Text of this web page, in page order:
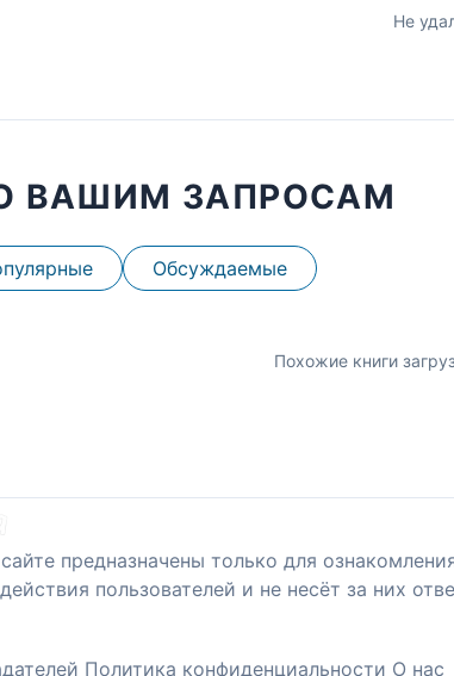
Не
ВАШИМ ЗАПРОСАМ
Обсуждаемые
Похожие книги
предназначены только для
пользователей и не несёт за них
Политика конфиденциальности О нас